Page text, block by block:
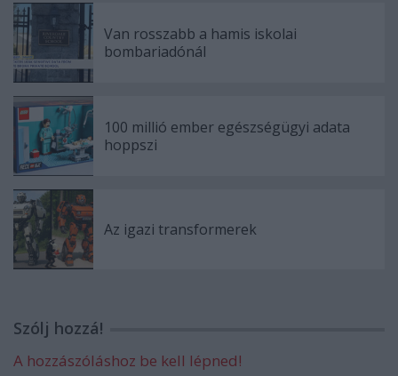
Van rosszabb a hamis iskolai
bombariadónál
100 millió ember egészségügyi adata
hoppszi
Az igazi transformerek
Szólj hozzá!
A hozzászóláshoz be kell lépned!